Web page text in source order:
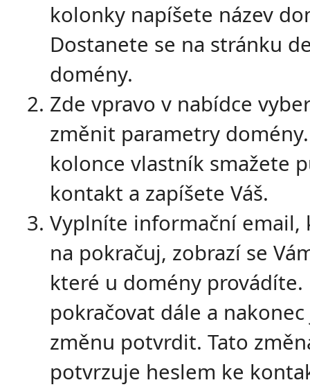
kolonky napíšete název
Dostanete se na stránku
domény.
Zde vpravo v nabídce
změnit parametry
kolonce vlastník smažete
kontakt a zapíšete Váš.
Vyplníte informační email,
na pokračuj, zobrazí se
které u domény provádíte.
pokračovat dále a
změnu potvrdit. Tato
potvrzuje heslem ke